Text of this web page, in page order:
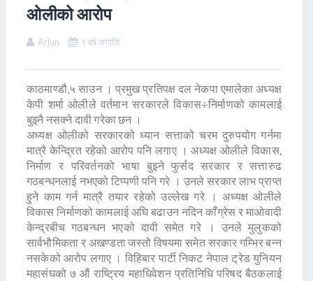
ओलीको आरोप
Arjun ९ वर्ष अगाडि
काठमाण्डौ,५ साउन । प्रमुख प्रतिपक्ष दल नेकपा एमालेका अध्यक्ष
केपी शर्मा ओलीले वर्तमान सरकारले विकास÷निर्माणको कामलाई
बुझ्नै नसक्ने दावी गरेका छन ।
अध्यक्ष ओलीको सरकारको ध्यान सत्ताको चरम दुरुपयोग गर्नमा
मात्रै केन्द्रित रहेको आरोप पनि लगाए । अध्यक्ष ओलीले विकास,
निर्माण र परिवर्तनको भाषा बुझ्ने फुर्सद सरकार र सत्तारुढ
गठबन्धनलाई नभएको टिप्पणी पनि गरे । उनले सरकार लाभ प्राप्त
हुने काम गर्न मात्रै तयार रहेको उल्लेख गरे । अध्यक्ष ओलीले
विकास निर्माणको कामलाई अघि बढाउन नदिन काँग्रेस र माओवादी
केन्द्रबीच गठबन्धन भएको दावी समेत गरे । उनले मुलुकको
सार्वभौमिकता र अखण्डता जस्तो विषयमा समेत सरकार गम्भिर बन्न
नसकेको आरोप लगाए । विहिबार पार्टी निकट नेपाल ट्रेड युनियन
महासंघको ७ औं राष्ट्रिय महाधिवेशन प्रतिनिधि परिषद बैठकलाई